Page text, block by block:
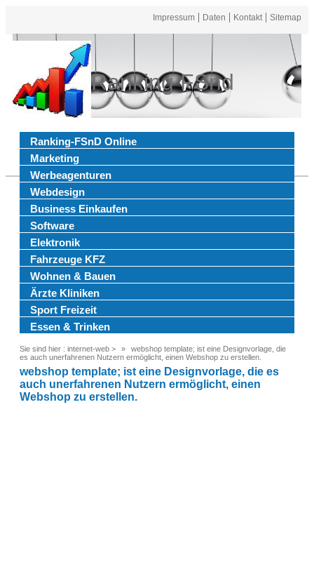
Impressum Daten Kontakt Sitemap
Ranking FSnd
Ranking-FSnD Online
Marketing
Werbeagenturen
Webdesign
Business Einkaufen
Software
Elektronik
Fahrzeuge KFZ
Wohnen & Bauen
Ärzte Kliniken
Sport Freizeit
Essen & Trinken
Sie sind hier : internet-web >
webshop template; ist eine Designvorlage, die
es auch unerfahrenen Nutzern ermöglicht, einen Webshop zu erstellen.
webshop template; ist eine Designvorlage, die es
auch unerfahrenen Nutzern ermöglicht, einen
Webshop zu erstellen.